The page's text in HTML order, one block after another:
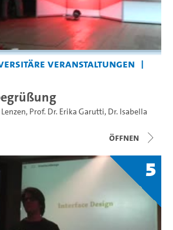
Veranstaltungen
, Prof. Dr. Erika Garutti, Dr. Isabella
Öffnen
5